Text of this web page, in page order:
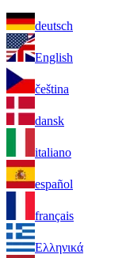
deutsch
English
čeština
dansk
italiano
español
français
Ελληνικά